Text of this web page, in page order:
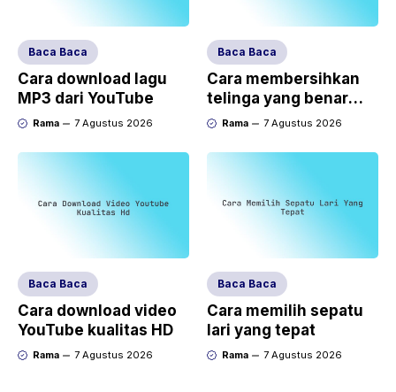
Baca Baca
Cara download lagu
MP3 dari YouTube
Rama 7 Agustus 2026
Baca Baca
Cara membersihkan
telinga yang benar
(jangan cotton bud)
Rama 7 Agustus 2026
Baca Baca
Cara download video
YouTube kualitas HD
Rama 7 Agustus 2026
Baca Baca
Cara memilih sepatu
lari yang tepat
Rama 7 Agustus 2026